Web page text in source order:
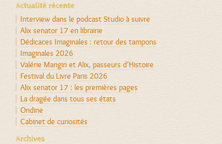
Actualité récente
Interview dans le podcast Studio à suivre
Alix senator 17 en librairie
Dédicaces Imaginales : retour des tampons
Imaginales 2026
Valérie Mangin et Alix, passeurs d’Histoire
Festival du Livre Paris 2026
Alix senator 17 : les premières pages
La dragée dans tous ses états
Ondine
Cabinet de curiosités
Archives